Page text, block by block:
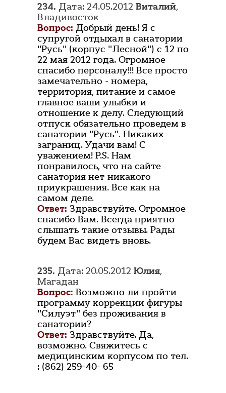
234. Дата: 24.05.2012 Виталий,
Владивосток
Вопрос: Добрый день! Я с
супругой отдыхал в санатории
"Русь" (корпус "Лесной") с 12 по
22 мая 2012 года. Огромное
спасибо персоналу!!! Все просто
замечательно - номера,
территория, питание и самое
главное ваши улыбки и
отношение к делу. Следующий
отпуск обязательно проведем в
санатории "Русь". Никаких
заграниц. Удачи вам! С
уважением! P.S. Нам
понравилось, что на сайте
санатория нет никакого
приукрашения. Все как на
самом деле.
Ответ: Здравствуйте. Огромное
спасибо Вам. Всегда приятно
слышать такие отзывы. Рады
будем Вас видеть вновь.
235. Дата: 20.05.2012 Юлия,
Магадан
Вопрос: Возможно ли пройти
программу коррекции фигуры
"Силуэт" без проживания в
санатории?
Ответ: Здравствуйте. Да,
возможно. Свяжитесь с
медицинским корпусом по тел.
: (862) 259-40- 65